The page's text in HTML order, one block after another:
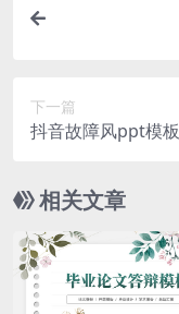
下一篇
抖音故障风ppt模板
相关文章